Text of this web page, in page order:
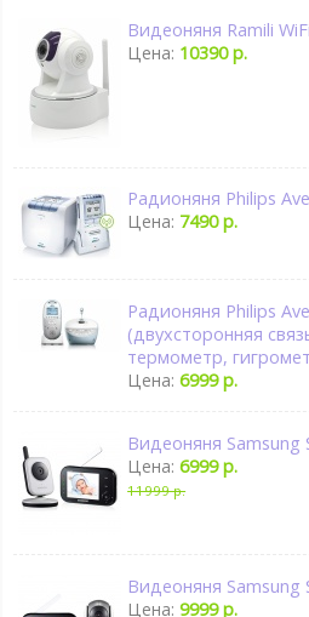
Видеоняня Ramili
Цена: 10390 р.
Радионяня Philips
Цена: 7490 р.
Радионяня Philips
(двухсторонняя
термометр,
Цена:6999 р.
Видеоняня Samsung
Цена:6999 р.
11999 р.
Видеоняня Samsung
Цена:9999 р.